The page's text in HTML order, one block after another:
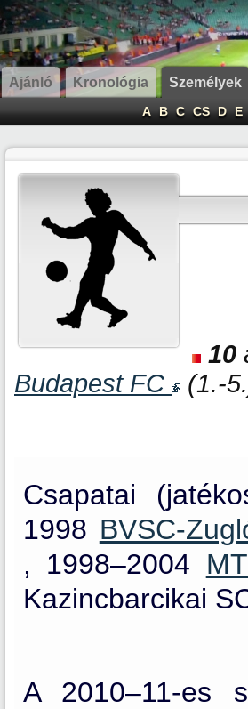
Ajánló Kronológia Személyek
A B C CS D E
10
Budapest FC
(1.-
Csapatai
1998 BVSC-
, 1998–2004
Kazincbarcikai
A 2010–11-es